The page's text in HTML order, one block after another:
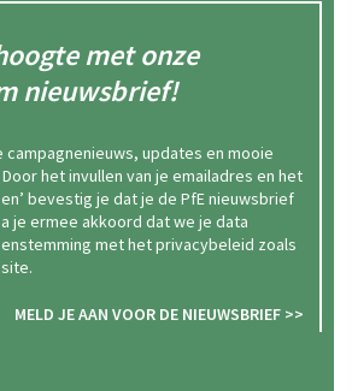
met onze
nieuwsbrief!
updates en mooie
het invullen van je emailadres en het
bevestig je dat je de PfE nieuwsbrief
je ermee akkoord dat we je data
met het privacybeleid zoals
MELD JE AAN VOOR DE NIEUWSBRIEF >>